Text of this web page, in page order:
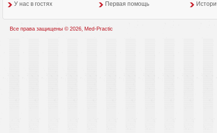
У нас в гостях
Первая помощь
Все права защищены © 2026, Med-Practic